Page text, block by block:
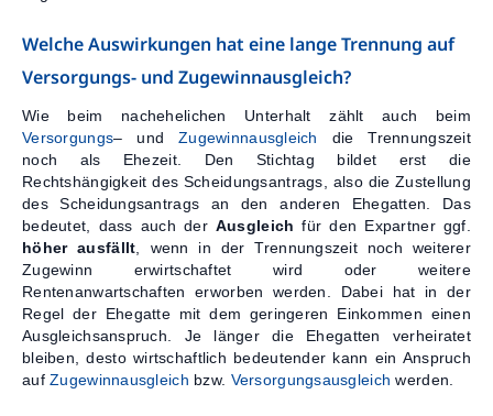
Welche Auswirkungen hat eine lange Trennung auf
Versorgungs- und Zugewinnausgleich?
Wie beim nachehelichen Unterhalt zählt auch beim
Versorgungs– und Zugewinnausgleich
die Trennungszeit
noch als Ehezeit. Den Stichtag bildet erst die
Rechtshängigkeit des Scheidungsantrags, also die Zustellung
des Scheidungsantrags an den anderen Ehegatten. Das
bedeutet, dass auch der Ausgleich für den Expartner ggf.
höher ausfällt , wenn in der Trennungszeit noch weiterer
Zugewinn erwirtschaftet wird oder weitere
Rentenanwartschaften erworben werden. Dabei hat in der
Regel der Ehegatte mit dem geringeren Einkommen einen
Ausgleichsanspruch. Je länger die Ehegatten verheiratet
bleiben, desto wirtschaftlich bedeutender kann ein Anspruch
aufZugewinnausgleich bzw. Versorgungsausgleich werden.